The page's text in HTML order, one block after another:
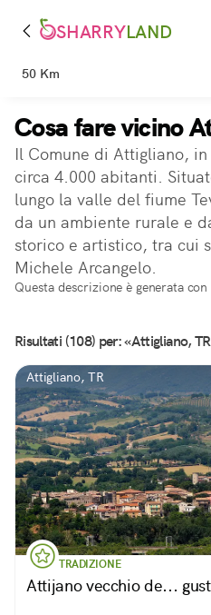
SHARRYLAND
50 Km
Cosa fare vicino
Il Comune di Attigliano,
circa 4.000 abitanti.
lungo la valle del fiume
da un ambiente rurale e
storico e artistico, tra cui
Michele Arcangelo.
Questa descrizione è generata con
Risultati (108) per: «Attigliano,
Attigliano, TR
TRADIZIONE
Attijano vecchio de...